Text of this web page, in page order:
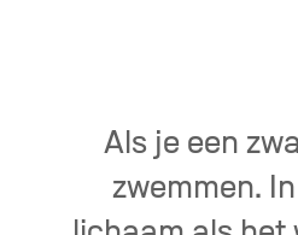
Als je een
zwemmen.